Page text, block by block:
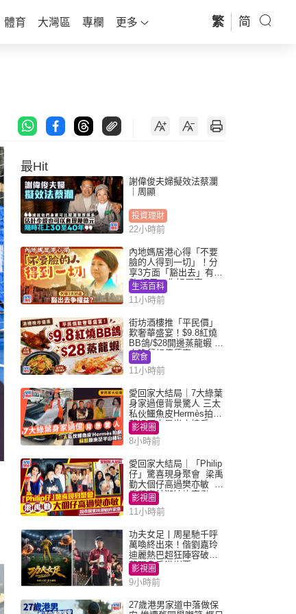
體育 大灣區 專欄 更多 繁 简
最Hit
謝偉俊夫婦擬效法蔡瀾
｜周顯
投資理財
22小時前
內地媽居港心得「不要
臉的人得到一切」！分
享3方面「豁出去」有著
數 網民：你好厲害
生活百科
11小時前
街坊酒樓推「平民價」
歎奢華盛宴！$9.8紅燒
BB鴿/$28開邊蒸龍蝦 3
大晚餐超值優惠
飲食
11小時前
愛回家大結局｜7大綠葉
身家過億背景驚人 三太
私伙鱷魚皮Hermès拍劇
蘇姐原來是半山樓后
影視圈
8小時前
愛回家大結局｜「Philip
仔」驚喜現身聚會 梁禹
勤大個仔高過樊亦敏 超
乖黐實林淑敏許家傑
影視圈
11小時前
功夫女足丨周星馳千呼
萬喚終出來！偕劉嘉玲
迪麗熱巴超狂陣容破天
荒現身香港謝票
影視圈
9小時前
27歲港男家道中落做保